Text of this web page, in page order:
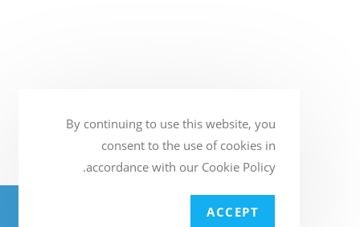
By continuing to use this website, you
consent to the use of cookies in
accordance with our Cookie Policy.